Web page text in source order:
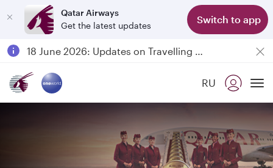
Qatar Airways
Get the latest updates
Switch to app
Passengers flying between Doha and Auckland on QR914 and QR915
18 June 2026: Updates on Travelling with Power Banks
RU